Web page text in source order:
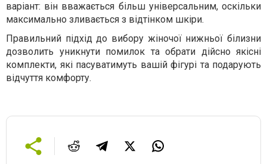
варіант: він вважається більш універсальним, оскільки
максимально зливається з відтінком шкіри.
Правильний підхід до вибору жіночої нижньої білизни
дозволить уникнути помилок та обрати дійсно якісні
комплекти, які пасуватимуть вашій фігурі та подарують
відчуття комфорту.